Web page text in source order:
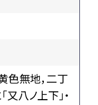
色無地，二丁
又八ノ上下」・